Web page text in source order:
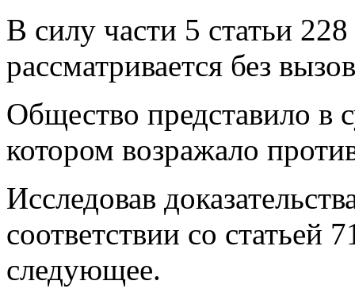
В силу части 5 статьи
рассматривается без
Общество представило в
котором возражало
Исследовав
соответствии со
следующее.